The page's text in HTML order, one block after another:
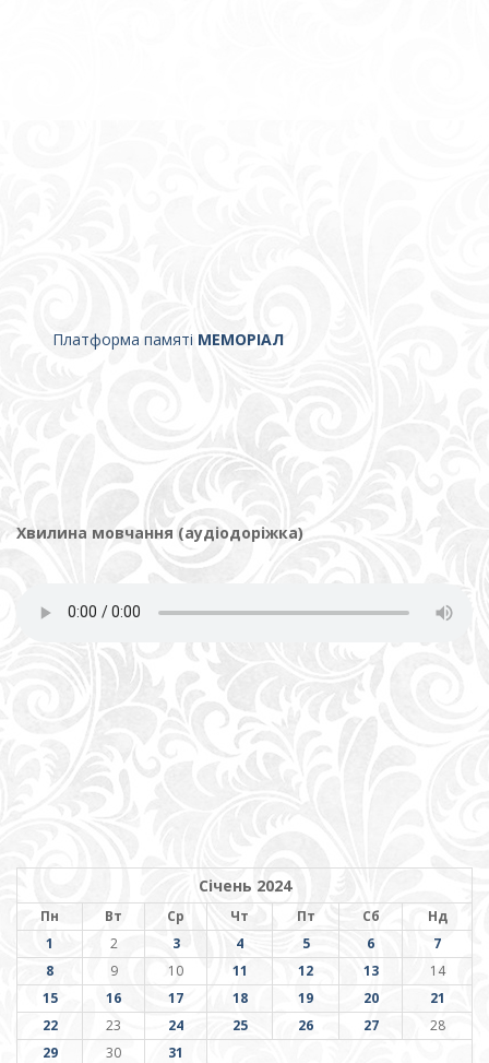
Платформа памяті МЕМОРІАЛ
Хвилина мовчання (аудіодоріжка)
Січень 2024
Пн Вт Ср Чт Пт Сб
Нд
1
2 3 4 5 6
7
8
9 10 11 12 13
14
15
16 17 18 19 20
21
22
23 24 25 26 27
28
29
30 31